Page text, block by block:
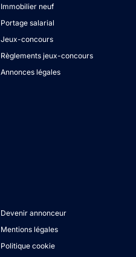
Immobilier neuf
Portage salarial
Jeux-concours
Règlements jeux-concours
Annonces légales
Devenir annonceur
Mentions légales
Politique cookie